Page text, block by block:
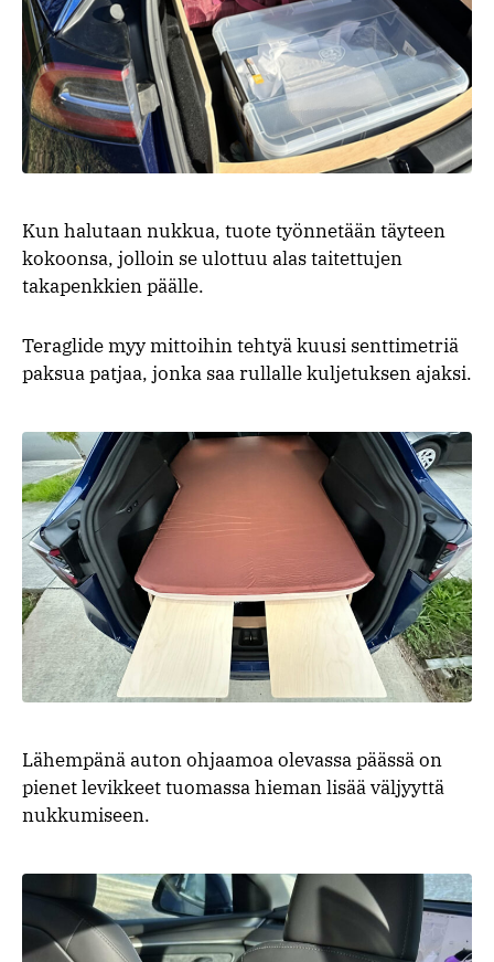
Kun halutaan nukkua, tuote työnnetään täyteen
kokoonsa, jolloin se ulottuu alas taitettujen
takapenkkien päälle.
Teraglide myy mittoihin tehtyä kuusi senttimetriä
paksua patjaa, jonka saa rullalle kuljetuksen ajaksi.
Lähempänä auton ohjaamoa olevassa päässä on
pienet levikkeet tuomassa hieman lisää väljyyttä
nukkumiseen.